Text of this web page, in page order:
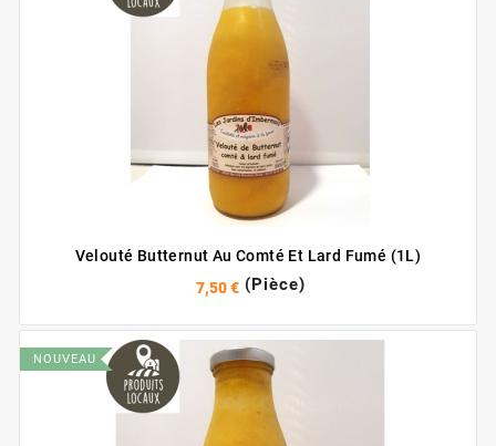
Velouté Butternut Au Comté Et Lard Fumé (1L)
7,50 € (Pièce)
NOUVEAU